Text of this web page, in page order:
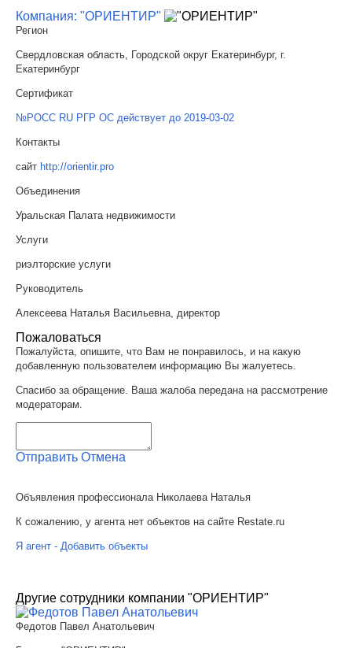
Компания: "ОРИЕНТИР"
Регион
Свердловская область, Городской округ Екатеринбург, г.
Екатеринбург
Сертификат
№РОСС RU РГР ОС действует до 2019-03-02
Контакты
сайт http://orientir.pro
Объединения
Уральская Палата недвижимости
Услуги
риэлторские услуги
Руководитель
Алексеева Наталья Васильевна, директор
Пожаловаться
Пожалуйста, опишите, что Вам не понравилось, и на какую
добавленную пользователем информацию Вы жалуетесь.
Спасибо за обращение. Ваша жалоба передана на рассмотрение
модераторам.
Отправить Отмена
Объявления профессионала Николаева Наталья
К сожалению, у агента нет объектов на сайте Restate.ru
Я агент - Добавить объекты
Другие сотрудники компании "ОРИЕНТИР"
Федотов Павел Анатольевич